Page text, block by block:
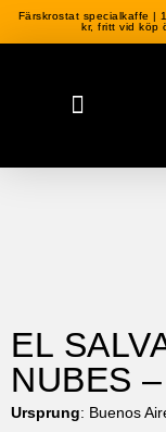
Färskrostat specialkaffe |
kr, fritt vid köp
EL
NUBES
Ursprung: Buenos